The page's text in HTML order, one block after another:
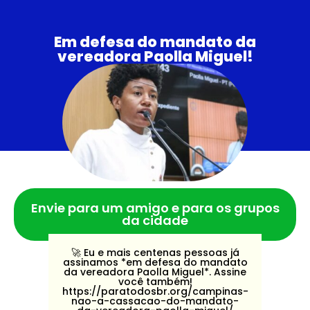
Em defesa do mandato da
vereadora Paolla Miguel!
Envie para um amigo e para os grupos
da cidade
🚀️ Eu e mais centenas pessoas já
assinamos *em defesa do mandato
da vereadora Paolla Miguel*. Assine
você também!
https://paratodosbr.org/campinas-
nao-a-cassacao-do-mandato-